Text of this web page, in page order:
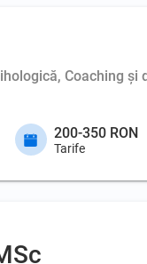
Coaching
200-350 RON
Tarife